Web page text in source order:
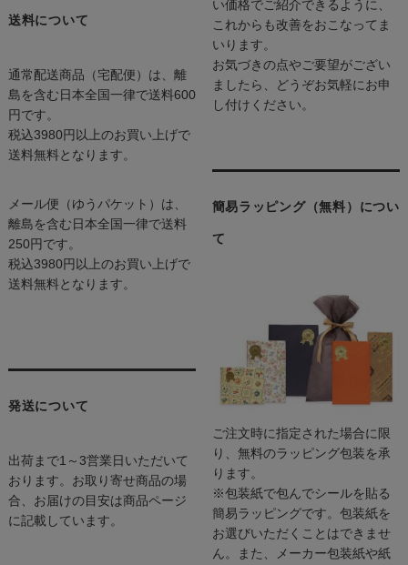
送料について
通常配送商品（宅配便）は、離
島を含む日本全国一律で送料600
円です。
税込3980円以上のお買い上げで
送料無料となります。
メール便（ゆうパケット）は、
離島を含む日本全国一律で送料
250円です。
税込3980円以上のお買い上げで
送料無料となります。
発送について
出荷まで1～3営業日いただいて
おります。お取り寄せ商品の場
合、お届けの目安は商品ページ
に記載しています。
い価格でご紹介できるように、
これからも改善をおこなってま
いります。
お気づきの点やご要望がござい
ましたら、どうぞお気軽にお申
し付けください。
簡易ラッピング（無料）につい
て
ご注文時に指定された場合に限
り、無料のラッピング包装を承
ります。
※包装紙で包んでシールを貼る
簡易ラッピングです。包装紙を
お選びいただくことはできませ
ん。また、メーカー包装紙や紙